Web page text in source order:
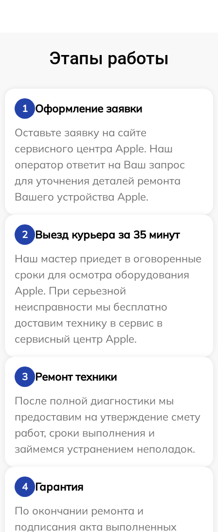
Этапы работы
1
Оформление заявки
Оставьте заявку на сайте
сервисного центра Apple. Наш
оператор ответит на Ваш запрос
для уточнения деталей ремонта
Вашего устройства Apple.
2
Выезд курьера за 35 минут
Наш мастер приедет в оговоренные
сроки для осмотра оборудования
Apple. При серьезной
неисправности мы бесплатно
доставим технику в сервис в
сервисный центр Apple.
3
Ремонт техники
После полной диагностики мы
предоставим на утверждение смету
работ, сроки выполнения и
займемся устранением неполадок.
4
Гарантия
По окончании ремонта и
подписания акта выполненных